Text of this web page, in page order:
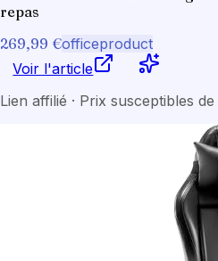
repas
269,99 €officeproduct
Voir l'article
Lien affilié · Prix susceptibles